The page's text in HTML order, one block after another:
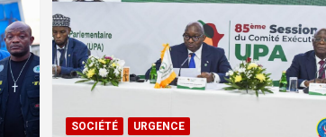
SOCIÉTÉ URGENCE